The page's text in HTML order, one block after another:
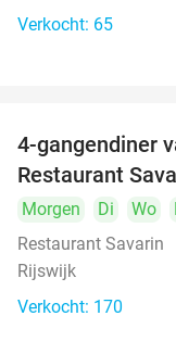
Verkocht: 65
4-gangendiner
Restaurant
Morgen Di Wo
Restaurant Savarin
Rijswijk
Verkocht: 170